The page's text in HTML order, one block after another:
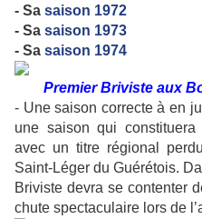
- Sa saison 1972
- Sa saison 1973
- Sa saison 1974
Premier Briviste aux
- Une saison correcte à en
une saison qui
avec un titre régional
Saint-Léger du Guérétois.
Briviste devra se contenter
chute spectaculaire lors de